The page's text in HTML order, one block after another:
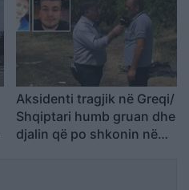
Aksidenti tragjik në Greqi/
Shqiptari humb gruan dhe
djalin që po shkonin në